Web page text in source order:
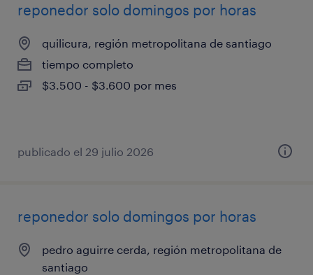
reponedor solo domingos por horas
quilicura, región metropolitana de santiago
tiempo completo
$3.500 - $3.600 por mes
publicado el 29 julio 2026
reponedor solo domingos por horas
pedro aguirre cerda, región metropolitana de
santiago